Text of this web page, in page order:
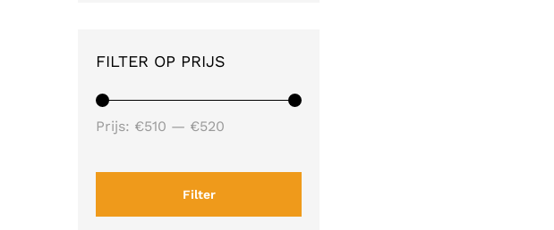
FILTER OP PRIJS
Filter
Prijs: €510 — €520